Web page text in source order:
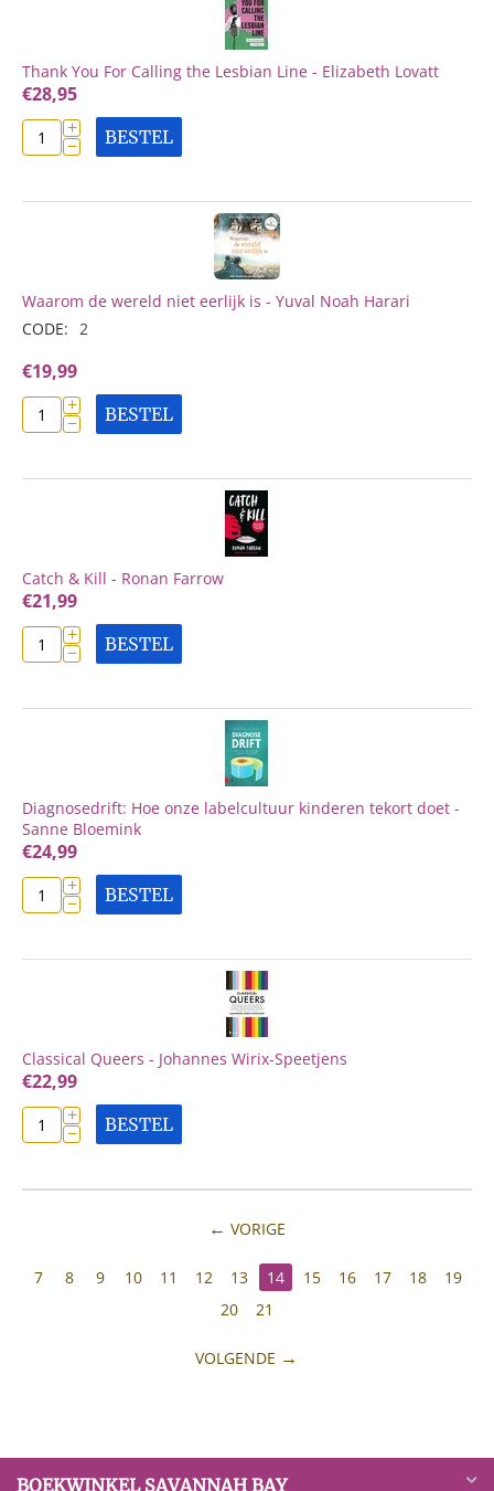
Thank You For Calling the Lesbian Line - Elizabeth Lovatt
€28,95
+
− BESTEL
Waarom de wereld niet eerlijk is - Yuval Noah Harari
CODE: 2
€19,99
+
− BESTEL
Catch & Kill - Ronan Farrow
€21,99
+
− BESTEL
Diagnosedrift: Hoe onze labelcultuur kinderen tekort doet -
Sanne Bloemink
€24,99
+
− BESTEL
Classical Queers - Johannes Wirix-Speetjens
€22,99
+
− BESTEL
VORIGE
7 8 9 10 11 12 13 14 15 16 17 18
19
20
21
VOLGENDE
BOEKWINKEL SAVANNAH BAY